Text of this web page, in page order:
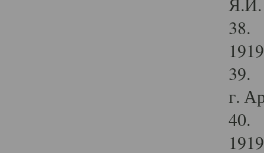
38.
39.
г.
40.